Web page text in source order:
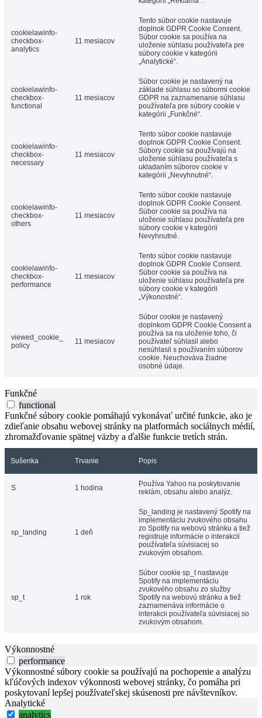
cookielawinfo-
checkbox-
analytics
11 mesiacov
Tento súbor cookie nastavuje
doplnok GDPR Cookie Consent.
Súbor cookie sa používa na
uloženie súhlasu používateľa pre
súbory cookie v kategórii
„Analytické“.
cookielawinfo-
checkbox-
functional
11 mesiacov
Súbor cookie je nastavený na
základe súhlasu so súbormi cookie
GDPR na zaznamenanie súhlasu
používateľa pre súbory cookie v
kategórii „Funkčné“.
cookielawinfo-
checkbox-
necessary
11 mesiacov
Tento súbor cookie nastavuje
doplnok GDPR Cookie Consent.
Súbory cookie sa používajú na
uloženie súhlasu používateľa s
ukladaním súborov cookie v
kategórii „Nevyhnutné“.
cookielawinfo-
checkbox-
others
11 mesiacov
Tento súbor cookie nastavuje
doplnok GDPR Cookie Consent.
Súbor cookie sa používa na
uloženie súhlasu používateľa pre
súbory cookie v kategórii
Nevyhnutné.
cookielawinfo-
checkbox-
performance
11 mesiacov
Tento súbor cookie nastavuje
doplnok GDPR Cookie Consent.
Súbor cookie sa používa na
uloženie súhlasu používateľa pre
súbory cookie v kategórii
„Výkonostné“.
viewed_cookie_
policy
11 mesiacov
Súbor cookie je nastavený
doplnkom GDPR Cookie Consent a
používa sa na uloženie toho, či
používateľ súhlasil alebo
nesúhlasil s používaním súborov
cookie. Neuchováva žiadne
osobné údaje.
Funkčné
functional
Funkčné súbory cookie pomáhajú vykonávať určité funkcie, ako je
zdieľanie obsahu webovej stránky na platformách sociálnych médií,
zhromažďovanie spätnej väzby a ďalšie funkcie tretích strán.
Sušenka Trvanie Popis
S 1 hodina
Používa Yahoo na poskytovanie
reklám, obsahu alebo analýz.
sp_landing 1 deň
Sp_landing je nastavený Spotify na
implementáciu zvukového obsahu
zo Spotify na webovú stránku a tiež
registruje informácie o interakcii
používateľa súvisiacej so
zvukovým obsahom.
sp_t 1 rok
Súbor cookie sp_t nastavuje
Spotify na implementáciu
zvukového obsahu zo služby
Spotify na webovú stránku a tiež
zaznamenáva informácie o
interakcii používateľa súvisiacej so
zvukovým obsahom.
Výkonnostné
performance
Výkonnostné súbory cookie sa používajú na pochopenie a analýzu
kľúčových indexov výkonnosti webovej stránky, čo pomáha pri
poskytovaní lepšej používateľskej skúsenosti pre návštevníkov.
Analytické
analytics